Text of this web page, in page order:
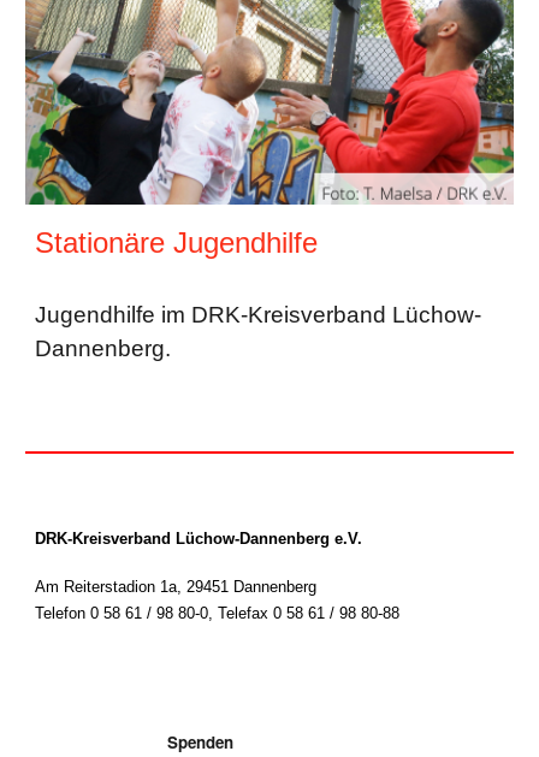
Stationäre Jugendhilfe
Jugendhilfe im DRK-Kreisverband Lüchow-
Dannenberg.
DRK-Kreisverband Lüchow-Dannenberg e.V.
Am Reiterstadion 1a, 29451 Dannenberg
Telefon 0 58 61 / 98 80-0,Telefax 0 58 61 / 98 80-88
Spenden